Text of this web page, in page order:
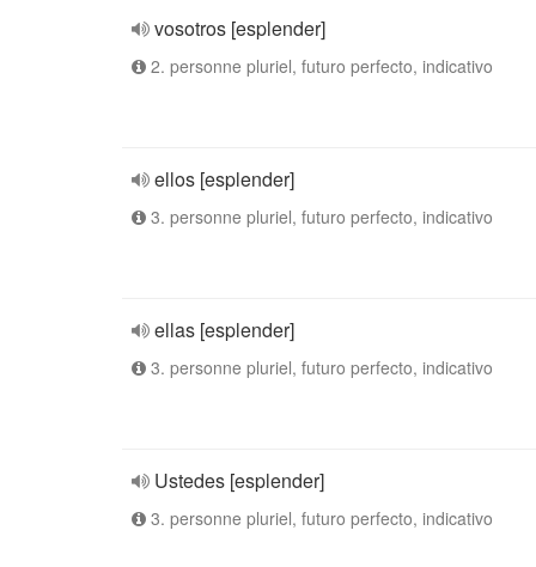
vosotros [esplender]
2. personne pluriel, futuro perfecto, indicativo
ellos [esplender]
3. personne pluriel, futuro perfecto, indicativo
ellas [esplender]
3. personne pluriel, futuro perfecto, indicativo
Ustedes [esplender]
3. personne pluriel, futuro perfecto, indicativo